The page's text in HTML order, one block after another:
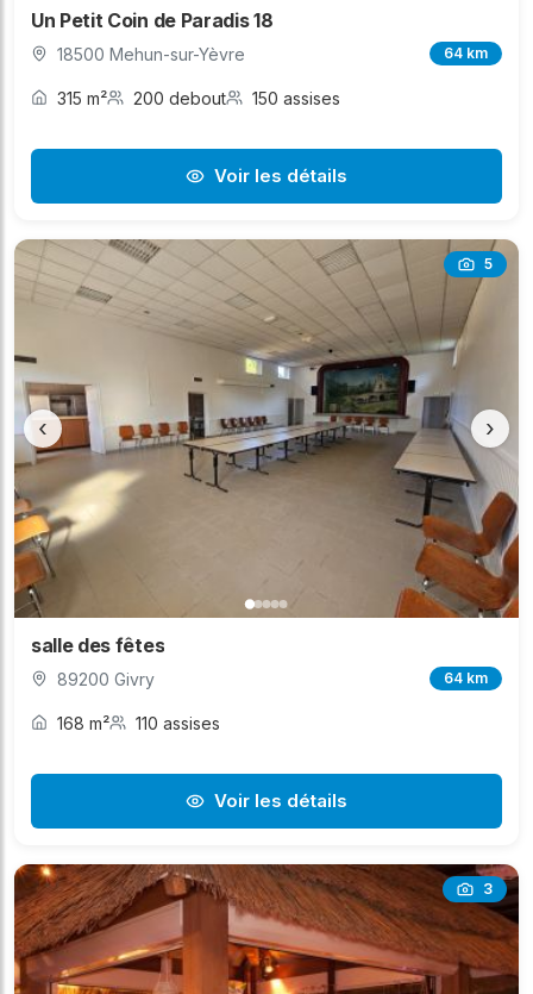
Un Petit Coin de Paradis 18
18500 Mehun-sur-Yèvre 64 km
315 m² 200 debout 150 assises
Voir les détails
5
‹ ›
salle des fêtes
89200 Givry 64 km
168 m² 110 assises
Voir les détails
3